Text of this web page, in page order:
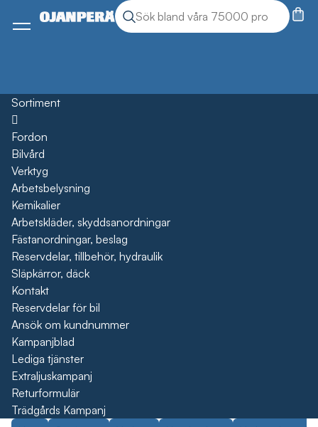
Sök produkter
Sök
Meny
Sortiment
Öppna
Fordon
Bilvård
Verktyg
Arbetsbelysning
Kemikalier
Arbetskläder, skyddsanordningar
Fästanordningar, beslag
Reservdelar, tillbehör, hydraulik
Släpkärror, däck
Kontakt
Reservdelar för bil
Ansök om kundnummer
Kampanjblad
Lediga tjänster
Extraljuskampanj
Returformulär
Trädgårds Kampanj